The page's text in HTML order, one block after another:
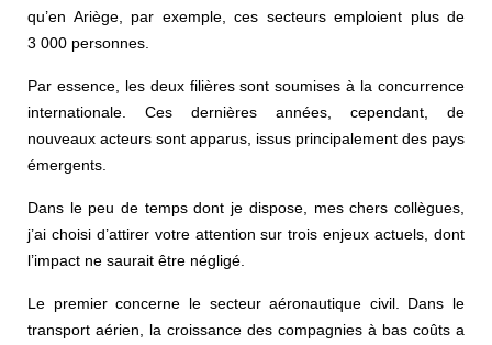
qu’en Ariège, par exemple, ces secteurs emploient plus de
3 000 personnes.
Par essence, les deux filières sont soumises à la concurrence
internationale. Ces dernières années, cependant, de
nouveaux acteurs sont apparus, issus principalement des pays
émergents.
Dans le peu de temps dont je dispose, mes chers collègues,
j’ai choisi d’attirer votre attention sur trois enjeux actuels, dont
l’impact ne saurait être négligé.
Le premier concerne le secteur aéronautique civil. Dans le
transport aérien, la croissance des compagnies à bas coûts a